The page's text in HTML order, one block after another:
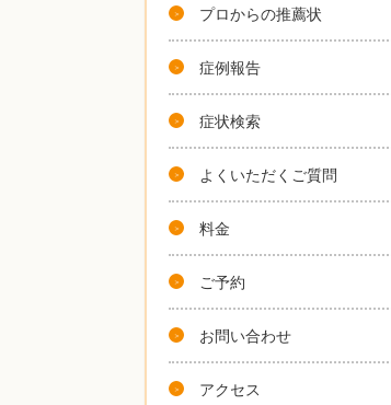
プロからの推薦状
症例報告
症状検索
よくいただくご質問
料金
ご予約
お問い合わせ
アクセス